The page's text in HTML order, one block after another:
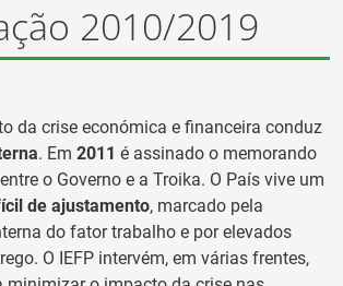
2010/2019
da crise económica e financeira conduz
. Em 2011 é assinado o memorando
o Governo e a Troika. O País vive um
de ajustamento, marcado pela
do fator trabalho e por elevados
O IEFP intervém, em várias frentes,